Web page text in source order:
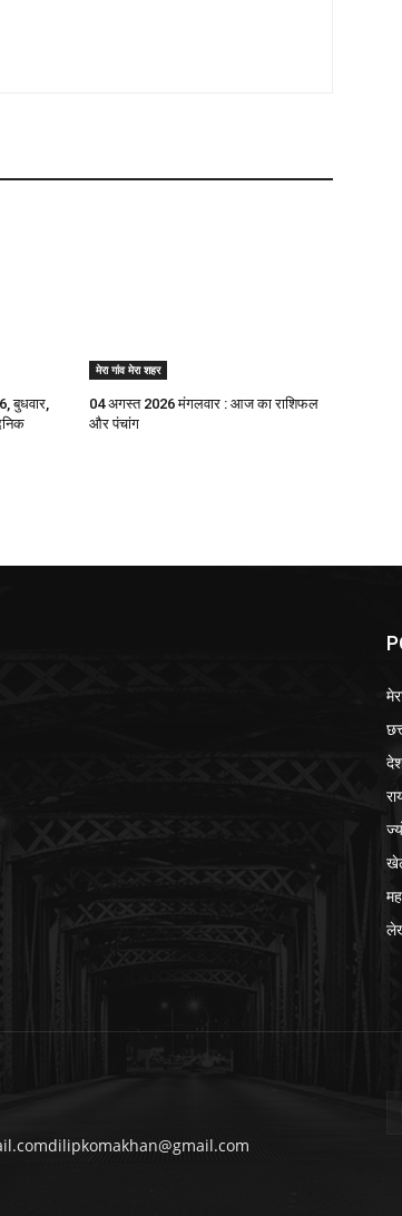
बुधवार,
मेरा गांव मेरा शहर
04 अगस्त 2026 मंगलवार : आज का राशिफल
और पंचांग